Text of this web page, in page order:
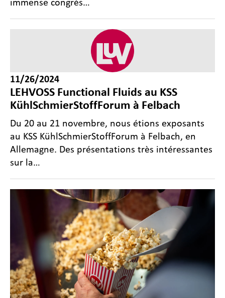
11/26/2024
LEHVOSS Functional Fluids au KSS
KühlSchmierStoffForum à Felbach
Du 20 au 21 novembre, nous étions exposants
au KSS KühlSchmierStoffForum à Felbach, en
Allemagne. Des présentations très intéressantes
sur la…